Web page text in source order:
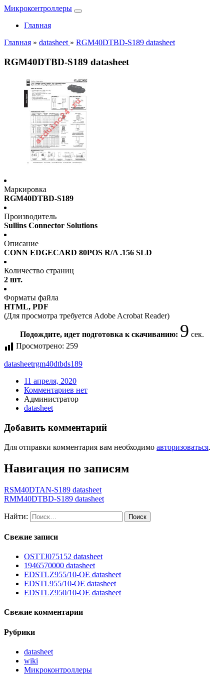
Микроконтроллеры
Главная
Главная » datasheet » RGM40DTBD-S189 datasheet
RGM40DTBD-S189 datasheet
Маркировка
RGM40DTBD-S189
Производитель
Sullins Connector Solutions
Описание
CONN EDGECARD 80POS R/A .156 SLD
Количество страниц
2 шт.
Форматы файла
HTML, PDF
(Для просмотра требуется Adobe Acrobat Reader)
Подождите, идет подготовка к скачиванию: 9 сек.
Просмотрено: 259
datasheetrgm40dtbds189
11 апреля, 2020
Комментариев нет
Администратор
datasheet
Добавить комментарий
Для отправки комментария вам необходимо авторизоваться.
Навигация по записям
RSM40DTAN-S189 datasheet
RMM40DTBD-S189 datasheet
Найти:
Свежие записи
OSTTJ075152 datasheet
1946570000 datasheet
EDSTLZ955/10-OE datasheet
EDSTL955/10-OE datasheet
EDSTLZ950/10-OE datasheet
Свежие комментарии
Рубрики
datasheet
wiki
Микроконтроллеры